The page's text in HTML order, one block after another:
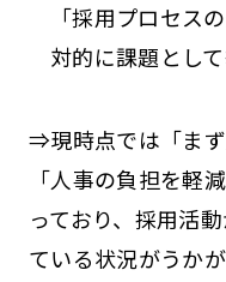
「採用プロセス
対的に課題とし
⇒現時点では「ま
「人事の負担を軽
っており、採用活
ている状況がうかが